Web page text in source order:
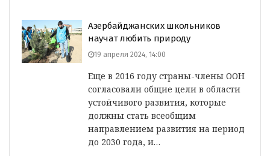
Азербайджанских школьников
научат любить природу
19 апреля 2024, 14:00
Еще в 2016 году страны-члены ООН
согласовали общие цели в области
устойчивого развития, которые
должны стать всеобщим
направлением развития на период
до 2030 года, и…